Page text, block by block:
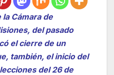
Cámara de
del pasado
el cierre de un
también, el inicio del
del 26 de